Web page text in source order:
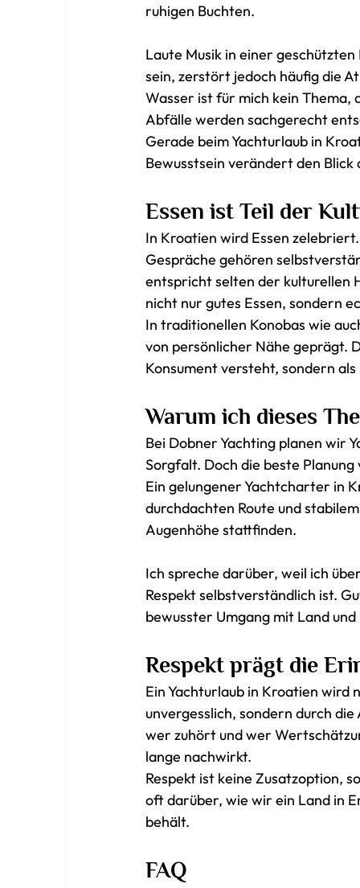
ruhigen Buchten.
Laute Musik in einer
sein, zerstört jedoch häufig die
Wasser ist für mich kein Thema,
Abfälle werden sachgerecht
Gerade beim Yachturlaub in
Bewusstsein verändert den
Essen ist Teil der
In Kroatien wird Essen
Gespräche gehören
entspricht selten der kulturellen
nicht nur gutes Essen, sondern
In traditionellen Konobas wie
von persönlicher Nähe geprägt.
Konsument versteht, sondern als
Warum ich dieses
Bei Dobner Yachting planen wir
Sorgfalt. Doch die beste
Ein gelungener Yachtcharter in
durchdachten Route und
Augenhöhe stattfinden.
Ich spreche darüber, weil ich
Respekt selbstverständlich ist.
bewusster Umgang mit Land
Respekt prägt die
Ein Yachturlaub in Kroatien wird
unvergesslich, sondern durch
wer zuhört und wer
lange nachwirkt.
Respekt ist keine Zusatzoption,
oft darüber, wie wir ein Land in
behält.
FAQ